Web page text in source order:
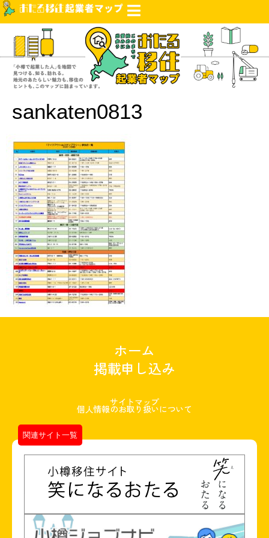
sankaten0813
ホーム
掲載申し込み
サイトマップ
個人情報のお取り扱いについて
関連サイト一覧